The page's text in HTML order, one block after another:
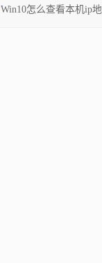
Win10怎么查看本机ip